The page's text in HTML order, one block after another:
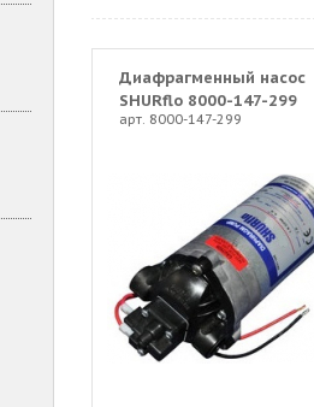
Диафрагменный насос
SHURflo 8000-147-299
арт. 8000-147-299